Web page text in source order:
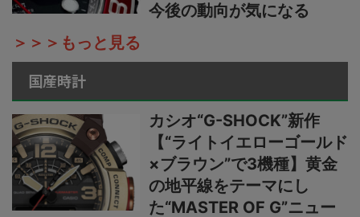
今後の動向が気になる
＞＞＞もっと見る
国産時計
カシオ“G-SHOCK”新作
【“ライトイエローゴールド
×ブラウン”で3機種】黄金
の地平線をテーマにし
た“MASTER OF G”ニュー